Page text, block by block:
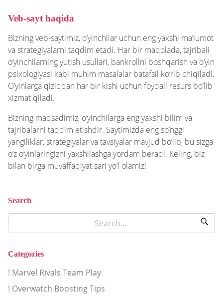
Veb-sayt haqida
Bizning veb-saytimiz, o’yinchilar uchun eng yaxshi ma’lumot
va strategiyalarni taqdim etadi. Har bir maqolada, tajribali
o’yinchilarning yutish usullari, bankrollni boshqarish va o’yin
psixologiyasi kabi muhim masalalar batafsil ko’rib chiqiladi.
O’yinlarga qiziqqan har bir kishi uchun foydali resurs bo’lib
xizmat qiladi.
Bizning maqsadimiz, o’yinchilarga eng yaxshi bilim va
tajribalarni taqdim etishdir. Saytimizda eng so’nggi
yangiliklar, strategiyalar va tavsiyalar mavjud bo’lib, bu sizga
o’z o’yinlaringizni yaxshilashga yordam beradi. Keling, biz
bilan birga muvaffaqiyat sari yo’l olamiz!
Search
Categories
! Marvel Rivals Team Play
! Overwatch Boosting Tips